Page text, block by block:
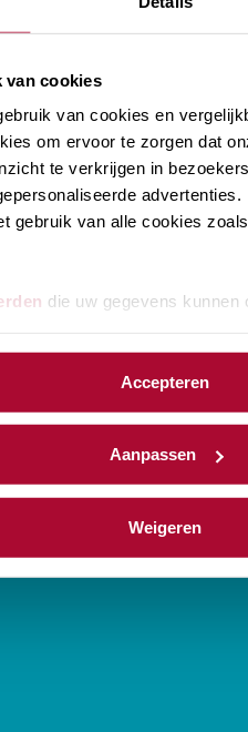
van cookies
van cookies en
om ervoor te zorgen dat
te verkrijgen in
advertenties.
gebruik van alle cookies
die uw gegevens kunnen
Accepteren
Aanpassen
Weigeren